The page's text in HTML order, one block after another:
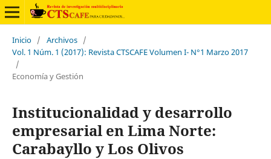
Inicio / Archivos /
Vol. 1 Núm. 1 (2017): Revista CTSCAFE Volumen I- N°1 Marzo 2017
/
Economía y Gestión
Institucionalidad y desarrollo
empresarial en Lima Norte:
Carabayllo y Los Olivos